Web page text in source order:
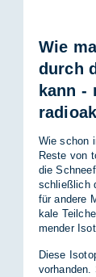
Wie
durch
kann -
Wie schon
Res­te von
die
schließ­lich
für an­de­re
ka­le
men­der
Die­se
vor­han­den.